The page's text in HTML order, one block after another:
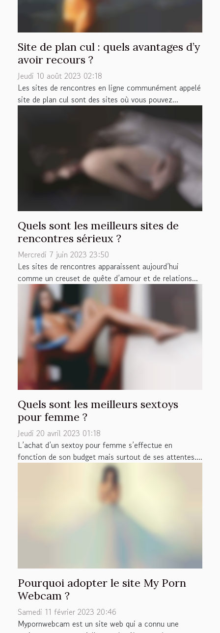
Site de plan cul : quels avantages d’y
avoir recours ?
Jeudi 10 août 2023 02:18
Les sites de rencontres en ligne communément appelé
site de plan cul sont des sites où vous pouvez...
Quels sont les meilleurs sites de
rencontres sérieux ?
Mercredi 7 juin 2023 23:50
Les sites de rencontres apparaissent aujourd’hui
comme un creuset de quête d’amour et de relations...
Quels sont les meilleurs sextoys
pour femme ?
Jeudi 20 avril 2023 01:18
L’achat d’un sextoy pour femme s’effectue en
fonction de son budget mais surtout de ses attentes....
Pourquoi adopter le site My Porn
Webcam ?
Samedi 11 février 2023 20:46
Mypornwebcam est un site web qui a connu une